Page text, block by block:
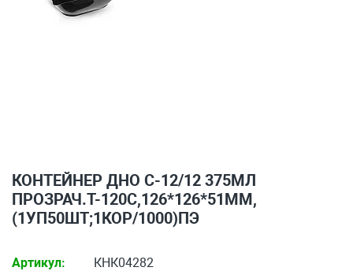
КОНТЕЙНЕР ДНО С-12/12 375МЛ
ПРОЗРАЧ.T-120C,126*126*51ММ,
(1УП50ШТ;1КОР/1000)ПЭ
Артикул:
КНК04282